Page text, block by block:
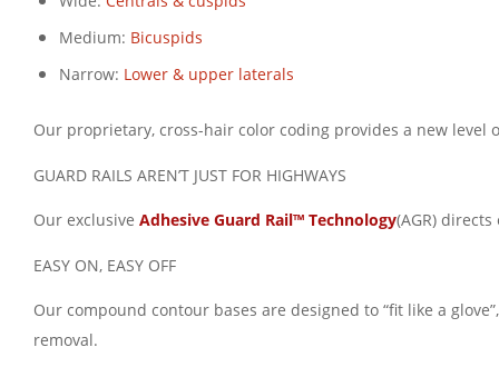
Medium: Bicuspids
Narrow: Lower & upper laterals
Our proprietary, cross-hair color coding provides a new
GUARD RAILS AREN’T JUST FOR HIGHWAYS
Our exclusive Adhesive Guard Rail™ Technology(AGR)
EASY ON, EASY OFF
Our compound contour bases are designed to “fit like a
removal.